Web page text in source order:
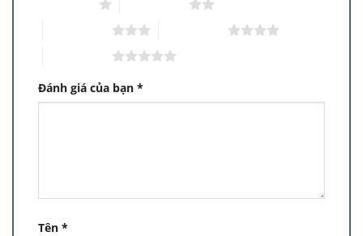
Đánh giá của bạn *
Tên *